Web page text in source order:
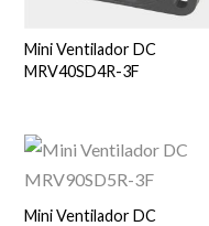
Mini Ventilador DC
MRV40SD4R-3F
Mini Ventilador DC